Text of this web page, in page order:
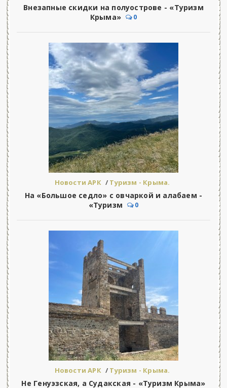
Внезапные скидки на полуострове - «Туризм
Крыма»
0
Новости АРК / Туризм - Крыма.
На «Большое седло» с овчаркой и алабаем -
«Туризм
0
Новости АРК / Туризм - Крыма.
Не Генуэзская, а Судакская - «Туризм Крыма»